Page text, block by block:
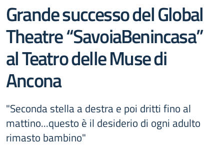
Grande successo del Global
Theatre “SavoiaBenincasa”
al Teatro delle Muse di
Ancona
"Seconda stella a destra e poi dritti fino al
mattino...questo è il desiderio di ogni adulto
rimasto bambino"